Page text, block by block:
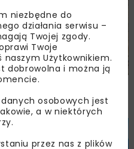
pozycję na rynku
z Tribag
niezbędne do
działania serwisu –
Twojej zgody.
Twoje
Użytkownikiem.
dobrowolna i można ją
osobowych jest
a w niektórych
przez nas z plików